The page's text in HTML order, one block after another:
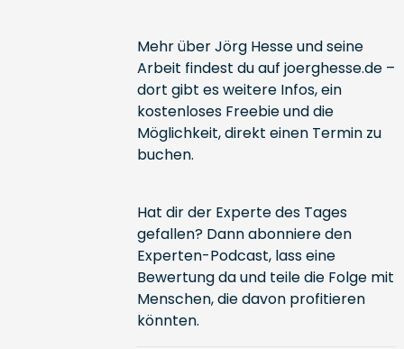
Mehr über Jörg Hesse und seine
Arbeit findest du auf joerg­hesse.de–
dort gibt es weitere Infos, ein
kostenloses Freebie und die
Möglichkeit, direkt einen Termin zu
buchen.
Hat dir der Experte des Tages
gefallen? Dann abonniere den
Experten-Podcast, lass eine
Bewertung da und teile die Folge mit
Menschen, die davon profitieren
könnten.